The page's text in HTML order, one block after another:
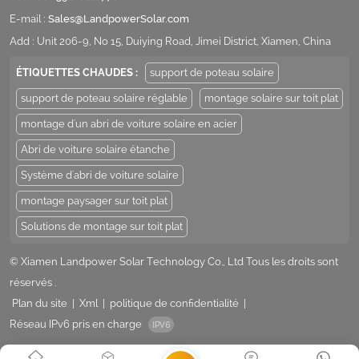
E-mail : Sales@LandpowerSolar.com
Add : Unit 206-9, No 15, Duiying Road, Jimei District, Xiamen, China
ÉTIQUETTES CHAUDES : support de poteau solaire
support de poteau solaire réglable montage solaire sur toit plat
montage d'un abri de voiture solaire en acier
Abri de voiture solaire étanche
Système d'abri de voiture solaire
montage paysager sur toit plat
Solutions de montage sur toit plat
© Xiamen Landpower Solar Technology Co., Ltd Tous les droits sont
réservés .
Plan du site
Xml politique de confidentialité
Réseau IPv6 pris en charge